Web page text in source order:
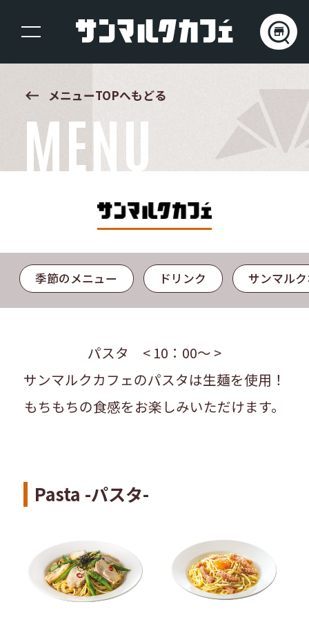
keyboard_backspace メニューTOPへもどる
MENU
季節のメニュー ドリンク サンマル
パスタ < 10：00～ >
サンマルクカフェのパスタは生麺を使用！
もちもちの食感をお楽しみいただけます。
Pasta -パスタ-